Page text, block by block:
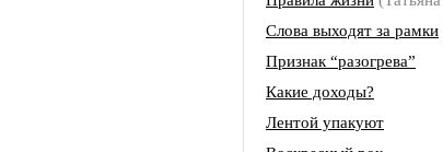
Слова выходят за рамки
Признак “разогрева”
Какие доходы?
Лентой упакуют